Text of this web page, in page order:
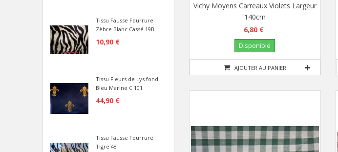
Tissu Fausse Fourrure
Zèbre Blanc Cassé 19B
10,90 €
Tissu Fleurs de Lys fond
Bleu Marine C 101
44,90 €
Tissu Fausse Fourrure
Tigre 48
AJOUTER AU PANIER
Vichy Moyens Carreaux Violets Largeur
140cm
6,80 €
Disponible